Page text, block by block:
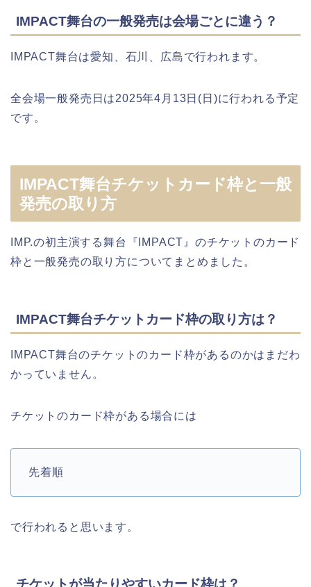
IMPACT舞台の一般発売は会場ごとに違う？
IMPACT舞台は愛知、石川、広島で行われます。
全会場一般発売日は2025年4月13日(日)に行われる予定
です。
IMPACT舞台チケットカード枠と一般
発売の取り方
IMP.の初主演する舞台『IMPACT』のチケットのカード
枠と一般発売の取り方についてまとめました。
IMPACT舞台チケットカード枠の取り方は？
IMPACT舞台のチケットのカード枠があるのかはまだわ
かっていません。
チケットのカード枠がある場合には
先着順
で行われると思います。
チケットが当たりやすいカード枠は？